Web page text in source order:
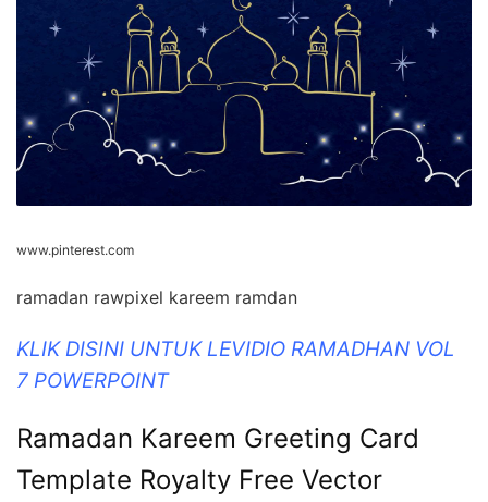
www.pinterest.com
ramadan rawpixel kareem ramdan
KLIK DISINI UNTUK LEVIDIO RAMADHAN VOL
7 POWERPOINT
Ramadan Kareem Greeting Card
Template Royalty Free Vector